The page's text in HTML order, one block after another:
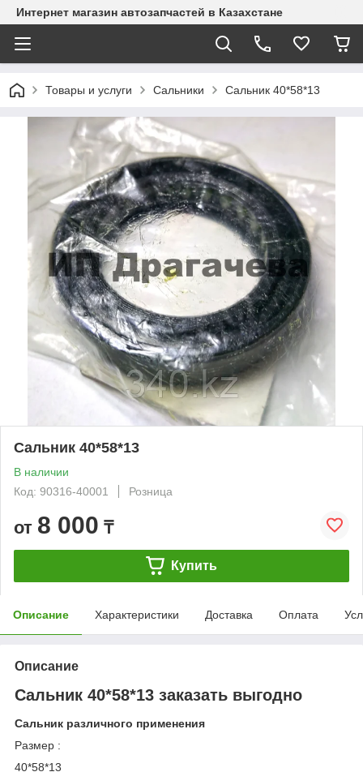
Интернет магазин автозапчастей в Казахстане
Товары и услуги Сальники Сальник 40*58*13
Сальник 40*58*13
В наличии
Код: 90316-40001
Розница
от 8 000 ₸
Купить
Описание Характеристики Доставка Оплата
Описание
Сальник 40*58*13 заказать выгодно
Сальник различного применения
Размер :
40*58*13